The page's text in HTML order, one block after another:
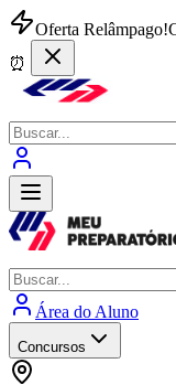
Oferta Relâmpago!
⏰
Área do Aluno
Concursos